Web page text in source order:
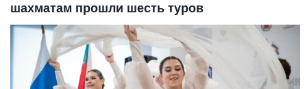
шахматам прошли шесть туров